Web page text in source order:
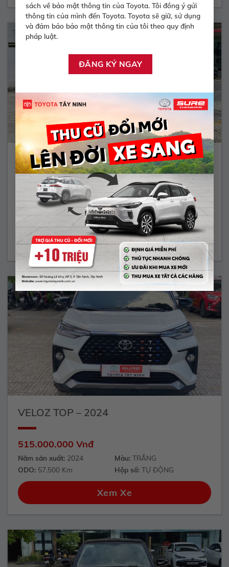
sách về bảo mật thông tin của Toyota. Tôi đồng ý gửi
thông tin của mình đến Toyota. Toyota sẽ giữ, sử dụng
và đảm bảo bảo mật thông tin của tôi theo quy định
pháp luật.
COROLLA ALTIS 1.8G – 2019
529.000.000 Vnđ
Năm sản xuất:2019 Màu:BẠC
ODO:
52.017 Km Hộp số:TỰ ĐỘNG
Xem Xe
VELOZ TOP – 2024
515.000.000 Vnđ
Năm sản xuất:2024 Màu: TRẮNG
ODO:57.500 Km Hộp số: TỰ ĐỘNG
Xem Xe